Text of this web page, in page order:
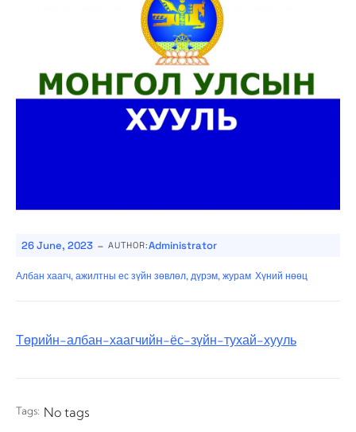
26 June, 2023 - AUTHOR:Administrator
Албан хаагч, ажилтны ес зүйн зөвлөл, дүрэм, журам Хүний нөөц
Төрийн-албан-хаагчийн-ёс-зүйн-тухай-хууль
Tags: No tags